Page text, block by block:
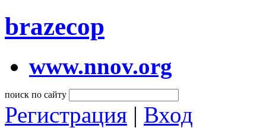
brazecop
www.nnov.org
поиск по сайту
Регистрация | Вход